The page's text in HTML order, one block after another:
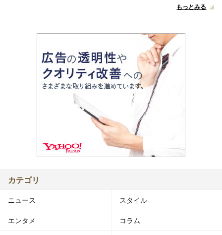
もっとみる
カテゴリ
ニュース スタイル
エンタメ コラム